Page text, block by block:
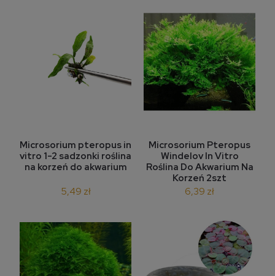
Microsorium pteropus in
vitro 1-2 sadzonki roślina
na korzeń do akwarium
5,49 zł
Microsorium Pteropus
Windelov In Vitro
Roślina Do Akwarium Na
Korzeń 2szt
6,39 zł